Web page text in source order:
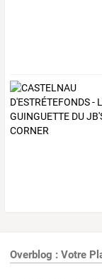
Overblog : Votre